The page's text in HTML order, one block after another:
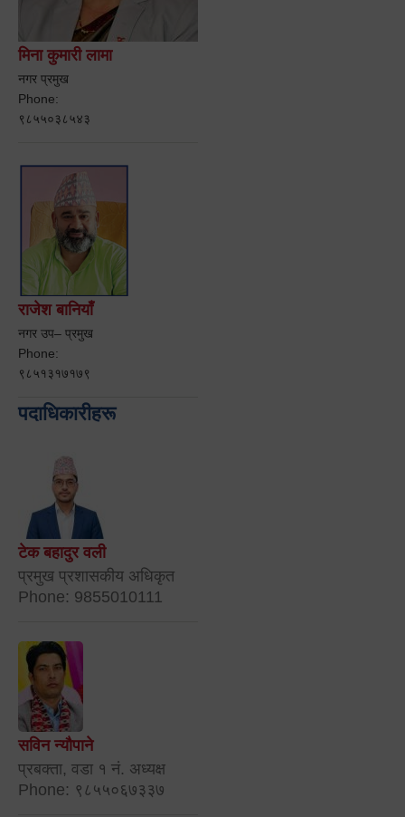
मिना कुमारी लामा
नगर प्रमुख
Phone:
९८५५०३८५४३
राजेश बानियाँ
नगर उप– प्रमुख
Phone:
९८५१३१७१७९
पदाधिकारीहरू
टेक बहादुर वली
प्रमुख प्रशासकीय अधिकृत
Phone: 9855010111
सविन न्यौपाने
प्रबक्ता, वडा १ नं. अध्यक्ष
Phone: ९८५५०६७३३७